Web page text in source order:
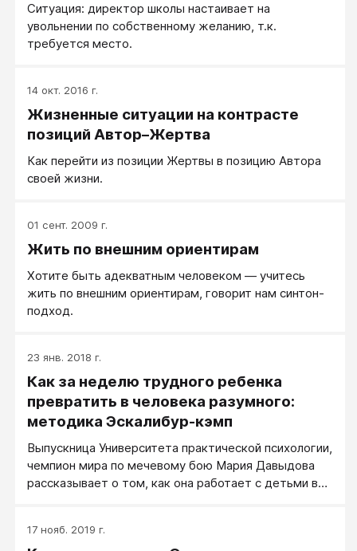
Ситуация: директор школы настаивает на
увольнении по собственному желанию, т.к.
требуется место.
14 окт. 2016 г.
Жизненные ситуации на контрасте
позиций Автор–Жертва
Как перейти из позиции Жертвы в позицию Автора
своей жизни.
01 сент. 2009 г.
Жить по внешним ориентирам
Хотите быть адекватным человеком — учитесь
жить по внешним ориентирам, говорит нам синтон-
подход.
23 янв. 2018 г.
Как за неделю трудного ребенка
превратить в человека разумного:
методика Эскалибур-кэмп
Выпускница Университета практической психологии,
чемпион мира по мечевому бою Мария Давыдова
рассказывает о том, как она работает с детьми в
17 нояб. 2019 г.